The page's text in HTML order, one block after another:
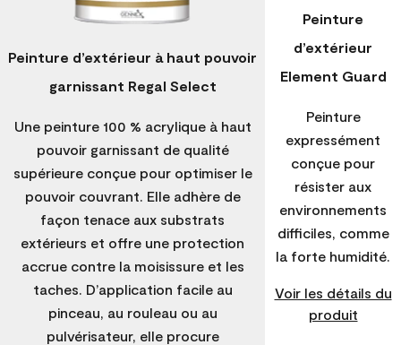
Peinture d’extérieur à haut pouvoir
garnissant Regal Select
Une peinture 100 % acrylique à haut
pouvoir garnissant de qualité
supérieure conçue pour optimiser le
pouvoir couvrant. Elle adhère de
façon tenace aux substrats
extérieurs et offre une protection
accrue contre la moisissure et les
taches. D’application facile au
pinceau, au rouleau ou au
pulvérisateur, elle procure
Peinture
d’extérieur
Element Guard
Peinture
expressément
conçue pour
résister aux
environnements
difficiles, comme
la forte humidité.
Voir les détails du
produit